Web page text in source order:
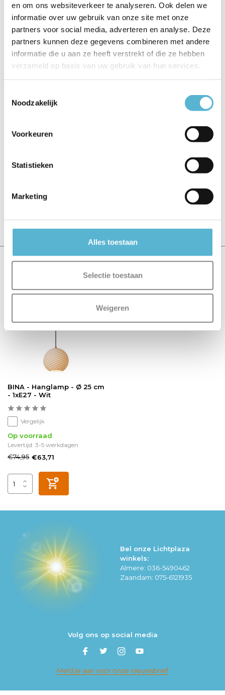
en om ons websiteverkeer te analyseren. Ook delen we
informatie over uw gebruik van onze site met onze
partners voor social media, adverteren en analyse. Deze
partners kunnen deze gegevens combineren met andere
informatie die u aan ze heeft verstrekt of die ze hebben
verzameld op basis van uw gebruik van hun services.
Noodzakelijk
Voorkeuren
Statistieken
Marketing
Alles toestaan
Selectie toestaan
Weigeren
Artikelnummer 13451/25/31
EAN 5411212135100
Leverancier Lucide
Er zijn nog geen reviews geschreven over dit product..
Schrijf je eigen review
sale 15%
BINA - Hanglamp - Ø 25 cm
- 1xE27 - Wit
Vergelijk
Op voorraad
Levertijd: 3-5 werkdagen
€74,95 €63,71
Bel onze Lichtplaza
winkels:
Almere: 036-5490462
Zaandam: 075-6121935
Volg ons op social media
Meld je aan voor onze nieuwsbrief